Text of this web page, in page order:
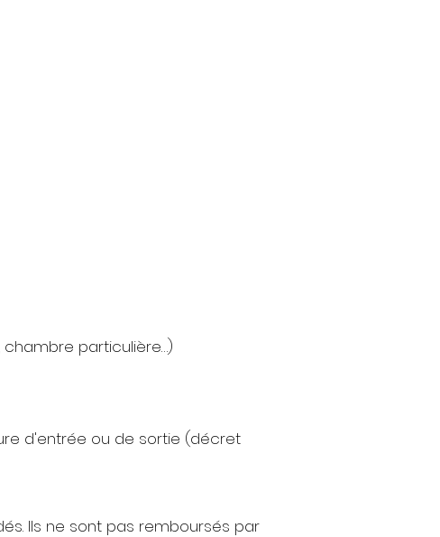
particulière…)
d'entrée ou de sortie (décret
Ils ne sont pas remboursés par